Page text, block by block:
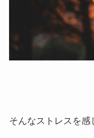
そんなストレスを感